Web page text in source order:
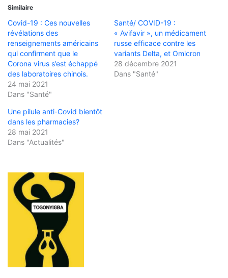
Similaire
Covid-19 : Ces nouvelles
révélations des
renseignements américains
qui confirment que le
Corona virus s’est échappé
des laboratoires chinois.
24 mai 2021
Dans "Santé"
Santé/ COVID-19 :
« Avifavir », un médicament
russe efficace contre les
variants Delta, et Omicron
28 décembre 2021
Dans "Santé"
Une pilule anti-Covid bientôt
dans les pharmacies?
28 mai 2021
Dans "Actualités"